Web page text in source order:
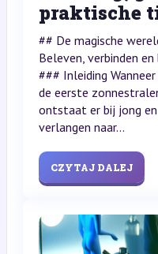
praktische
## De magische
Beleven, verbinden
### Inleiding
de eerste
ontstaat er bij jong
verlangen naar...
CZYTAJ DALEJ